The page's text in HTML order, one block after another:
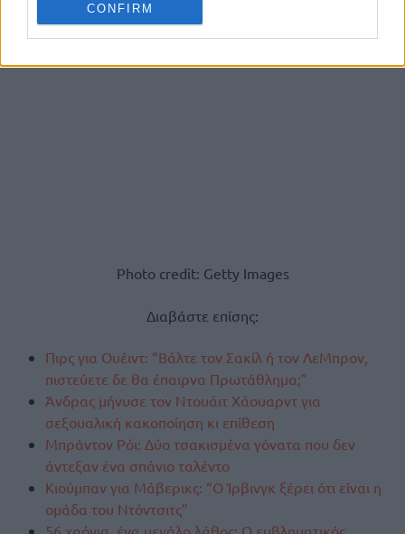
CONFIRM
Photo credit: Getty Images
Διαβάστε επίσης:
Πιρς για Ουέιντ: “Βάλτε τον Σακίλ ή τον ΛεΜπρον,
πιστεύετε δε θα έπαιρνα Πρωτάθλημα;”
Άνδρας μήνυσε τον Ντουάιτ Χάουαρντ για
σεξουαλική κακοποίηση κι επίθεση
Μπράντον Ρόι: Δύο τσακισμένα γόνατα που δεν
άντεξαν ένα σπάνιο ταλέντο
Κιούμπαν για Μάβερικς: “Ο Ίρβινγκ ξέρει ότι είναι η
ομάδα του Ντόντσιτς”
56 χρόνια, ένα μεγάλο λάθος: Ο εμβληματικός